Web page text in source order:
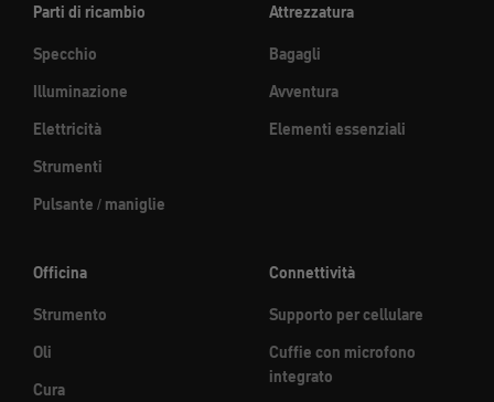
Parti di ricambio
Specchio
Illuminazione
Elettricità
Strumenti
Pulsante / maniglie
Attrezzatura
Bagagli
Avventura
Elementi essenziali
Officina
Strumento
Oli
Cura
Connettività
Supporto per cellulare
Cuffie con microfono
integrato